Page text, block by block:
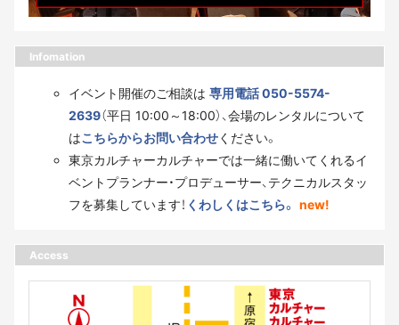
Infomation
イベント開催のご相談は 専用電話 050-5574-
2639（平日 10:00～18:00）、会場のレンタルについて
はこちらからお問い合わせください。
東京カルチャーカルチャーでは一緒に働いてくれるイ
ベントプランナー・プロデューサー、テクニカルスタッ
フを募集しています！ くわしくはこちら。 new!
Access